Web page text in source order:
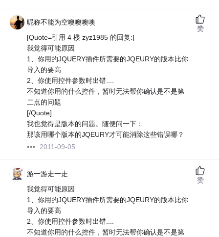
昵称不能为空噢噢噢噢
[Quote=引用 4 楼 zyz1985 的回复:]
我觉得可能原因
1、你用的JQUERY插件所需要的JQEURY的版本比你
导入的要高
2、你使用控件参数时出错....
不知道你用的什么控件，暂时无法帮你确认是不是第
二点的问题
[/Quote]
我也觉得是版本的问题。随便问一下：
那该用哪个版本的JQEURY才可能消除这些错误哪？
2011-09-05
赞
游一游走一走
我觉得可能原因
1、你用的JQUERY插件所需要的JQEURY的版本比你
导入的要高
2、你使用控件参数时出错....
不知道你用的什么控件，暂时无法帮你确认是不是第
赞